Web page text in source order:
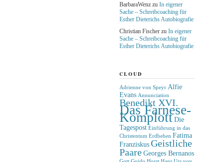
BarbaraWenzzu In eigener
Sache – Schreibcoaching für
Esther Dieterichs Autobiografie
Christian Fischerzu In eigener
Sache – Schreibcoaching für
Esther Dieterichs Autobiografie
CLOUD
Adrienne von Speyr Alfie
Evans Annunciation
Benedikt XVI.
Das Farnese-
Komplott Die
Tagespost Einführung in das
Christentum Erdbeben Fatima
Franziskus Geistliche
Paare Georges Bernanos